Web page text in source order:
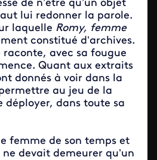
de n’être qu’un objet
lui redonner la parole.
laquelle Romy, femme
constitué d’archives.
raconte, avec sa fougue
Quant aux extraits
donnés à voir dans la
au jeu de la
déployer, dans toute sa
femme de son temps et
ne devait demeurer qu’un